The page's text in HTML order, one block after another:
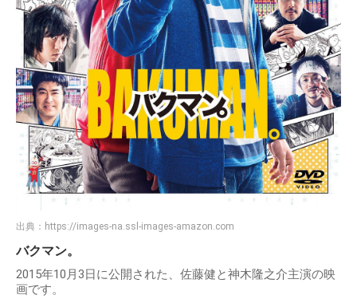
出典： https://images-na.ssl-images-amazon.com
バクマン。
2015年10月3日に公開された、佐藤健と神木隆之介主演の映
画です。